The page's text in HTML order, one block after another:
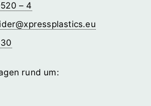
– 4
@­xpressplastics.eu
rund um: